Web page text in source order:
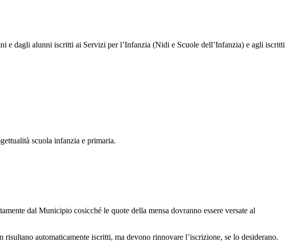
e dagli alunni iscritti ai Servizi per l’Infanzia (Nidi e Scuole dell’Infanzia) e agli iscritti
scuola infanzia e primaria.
dal Municipio cosicché le quote della mensa dovranno essere versate al
automaticamente iscritti, ma devono rinnovare l’iscrizione, se lo desiderano.